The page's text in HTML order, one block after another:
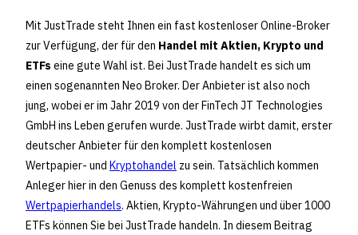
Mit JustTrade steht Ihnen ein fast kostenloser Online-Broker
zur Verfügung, der für den Handel mit Aktien, Krypto und
ETFs eine gute Wahl ist. Bei JustTrade handelt es sich um
einen sogenannten Neo Broker. Der Anbieter ist also noch
jung, wobei er im Jahr 2019 von der FinTech JT Technologies
GmbH ins Leben gerufen wurde. JustTrade wirbt damit, erster
deutscher Anbieter für den komplett kostenlosen
Wertpapier- und Kryptohandel zu sein. Tatsächlich kommen
Anleger hier in den Genuss des komplett kostenfreien
Wertpapierhandels. Aktien, Krypto-Währungen und über 1000
ETFs können Sie bei JustTrade handeln. In diesem Beitrag